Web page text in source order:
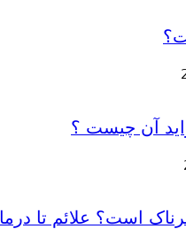
آن چیست ؟
است؟ علائم تا